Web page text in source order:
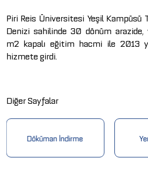
Piri Reis Üniversitesi Yeşil Kampüsü
Denizi sahilinde 30 dönüm
m2 kapalı eğitim hacmi ile 2013
hizmete girdi.
Diğer Sayfalar
Döküman İndirme